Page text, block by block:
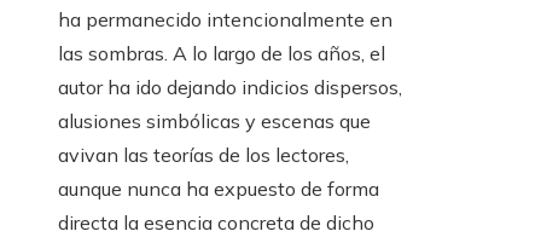
ha permanecido intencionalmente en
las sombras. A lo largo de los años, el
autor ha ido dejando indicios dispersos,
alusiones simbólicas y escenas que
avivan las teorías de los lectores,
aunque nunca ha expuesto de forma
directa la esencia concreta de dicho